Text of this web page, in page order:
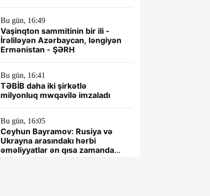
Bu gün, 16:49
Vaşinqton sammitinin bir ili -
İrəliləyən Azərbaycan, ləngiyən
Ermənistan - ŞƏRH
Bu gün, 16:41
TƏBİB daha iki şirkətlə
milyonluq mwqavilə imzaladı
Bu gün, 16:05
Ceyhun Bayramov: Rusiya və
Ukrayna arasındakı hərbi
əməliyyatlar ən qısa zamanda